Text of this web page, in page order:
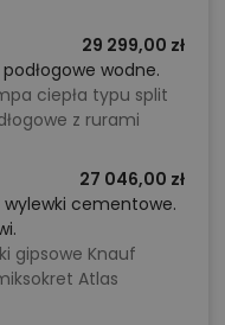
29 299,00 zł
wodne.
ciepła typu split
z rurami
27 046,00 zł
cementowe.
gipsowe Knauf
Atlas